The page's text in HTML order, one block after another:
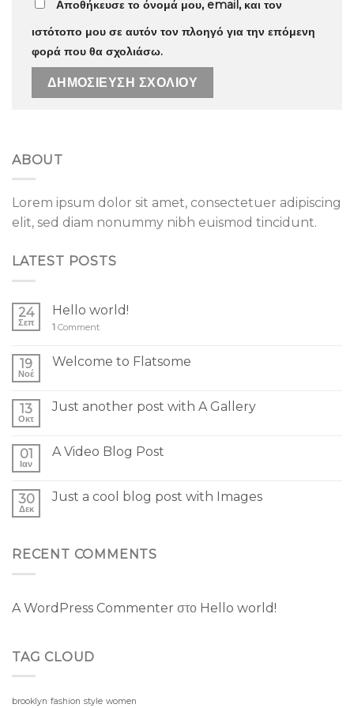
Αποθήκευσε το όνομά μου, email, και τον
ιστότοπο μου σε αυτόν τον πλοηγό για την επόμενη
φορά που θα σχολιάσω.
ABOUT
Lorem ipsum dolor sit amet, consectetuer adipiscing
elit, sed diam nonummy nibh euismod tincidunt.
LATEST POSTS
24
Σεπ
Hello world!
1 Comment
19
Νοέ
Welcome to Flatsome
13
Οκτ
Just another post with A Gallery
01
Ιαν
A Video Blog Post
30
Δεκ
Just a cool blog post with Images
RECENT COMMENTS
A WordPress Commenter στο Hello world!
TAG CLOUD
brooklyn fashion style women